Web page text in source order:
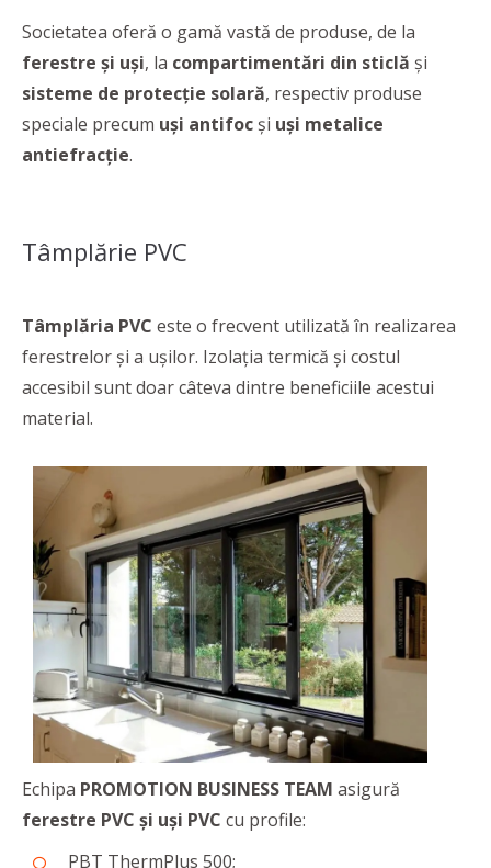
Societatea oferă o gamă vastă de produse, de la
ferestre și uși, la compartimentări din sticlă și
sisteme de protecție solară, respectiv produse
speciale precum uși antifoc și uși metalice
antiefracție.
Tâmplărie PVC
Tâmplăria PVC este o frecvent utilizată în realizarea
ferestrelor și a ușilor. Izolația termică și costul
accesibil sunt doar câteva dintre beneficiile acestui
material.
Echipa PROMOTION BUSINESS TEAM asigură
ferestre PVC și uși PVC cu profile:
PBT ThermPlus 500;